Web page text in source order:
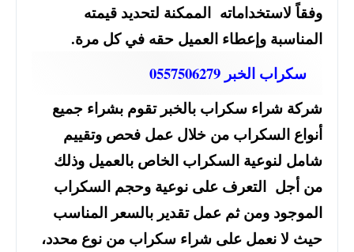
وفقاً لاستخداماته الممكنة لتحديد قيمته
المناسبة وإعطاء العميل حقه في كل مرة.
سكراب الخبر 0557506279
شركة شراء سكراب بالخبر تقوم بشراء جميع
أنواع السكراب من خلال عمل فحص وتقييم
شامل لنوعية السكراب الخاص بالعميل وذلك
من أجل التعرف على نوعية وحجم السكراب
الموجود ومن ثم عمل تقدير بالسعر المناسب
حيث لا نعمل على شراء سكراب من نوع محدد،